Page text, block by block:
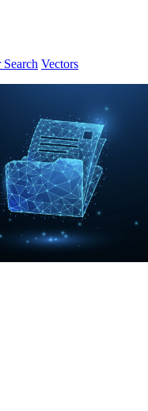
Search Vectors